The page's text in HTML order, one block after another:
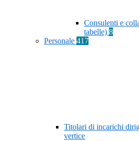
Consulenti e
tabelle) 8
Personale 417
Titolari di incarichi
vertice